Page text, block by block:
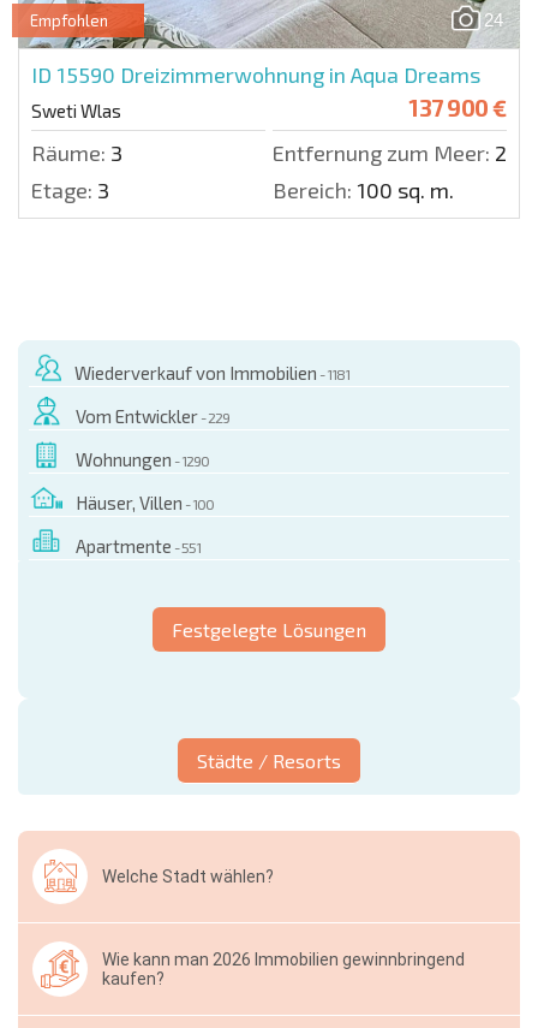
24
Empfohlen
ID 15590 Dreizimmerwohnung in Aqua Dreams
Sweti Wlas 137 900 €
Räume: 3 Entfernung zum Meer: 200
Etage: 3 Bereich: 100 sq. m.
Wiederverkauf von Immobilien - 1181
Vom Entwickler - 229
Wohnungen - 1290
Häuser, Villen - 100
Apartmente - 551
Festgelegte Lösungen
Städte / Resorts
Welche Stadt wählen?
Wie kann man 2026 Immobilien gewinnbringend
kaufen?